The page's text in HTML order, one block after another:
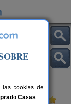
las cookies de
Casas.